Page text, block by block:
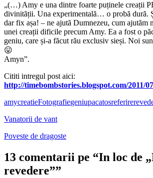
„(…) Amy e una dintre foarte puținele creații
divinității. Una experimentală… o probă dură.
dar fix așa! – ne ajută Dumnezeu, cum ajutăm
unei creații dificile precum Amy. Ea a fost o
geniu, care și-a făcut rău exclusiv sieși. Noi
😛
Amyn”.
Cititi intregul post aici:
http://timebombstories.blogspot.com/2011/
amycreatieFotografiegeniupacatosreferire
Vanatorii de vant
Poveste de dragoste
13 comentarii pe “In loc de
revedere””